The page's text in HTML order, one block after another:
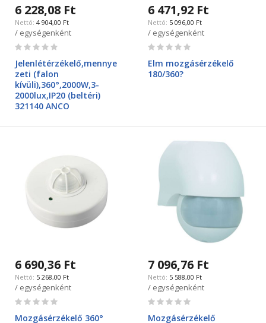
6 228,08 Ft
4 904,00 Ft
/ egységenként
Rating:
Jelenlétérzékelő,mennye
zeti (falon
kívüli),360°,2000W,3-
2000lux,IP20 (beltéri)
321140 ANCO
6 471,92 Ft
5 096,00 Ft
/ egységenként
Rating:
Elm mozgásérzékelő
180/360?
6 690,36 Ft
5 268,00 Ft
/ egységenként
Rating:
Mozgásérzékelő 360°
7 096,76 Ft
5 588,00 Ft
/ egységenként
Rating:
Mozgásérzékelő